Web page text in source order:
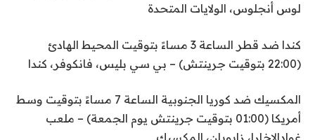
لوس أنجلوس، الولايات المتحدة
كندا ضد قطر الساعة 3 مساءً بتوقيت المحيط الهادئ
(22:00 بتوقيت جرينتش) – بي سي بليس، فانكوفر، كندا
المكسيك ضد كوريا الجنوبية الساعة 7 مساءً بتوقيت وسط
أمريكا (01:00 بتوقيت جرينتش يوم الجمعة) – ملعب